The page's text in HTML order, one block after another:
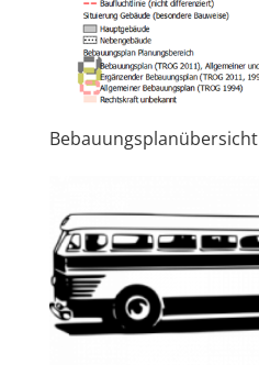
Bebauungsplanübersicht